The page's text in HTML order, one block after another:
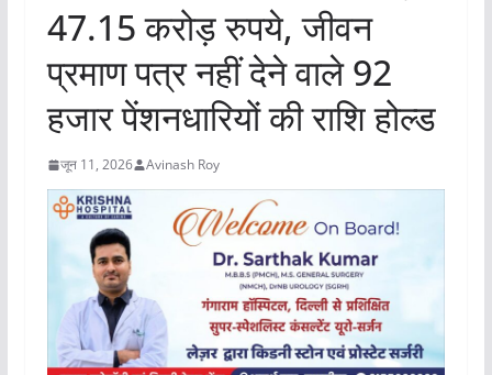
47.15 करोड़ रुपये, जीवन
प्रमाण पत्र नहीं देने वाले 92
हजार पेंशनधारियों की राशि होल्ड
जून 11, 2026 Avinash Roy